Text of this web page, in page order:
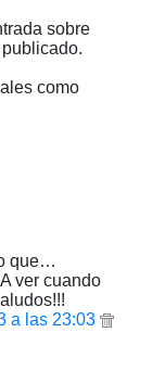
sobre
como
que…
ver cuando
a las 23:03